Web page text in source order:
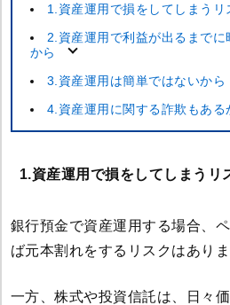
1.資産運用で損をしてしまうリ
2.資産運用で利益が出るまで
から
3.資産運用は簡単ではないから
4.資産運用に関する詐欺もある
1.資産運用で損をしてしまうリ
銀行預金で資産運用する場合、
ば元本割れをするリスクはありま
一方、株式や投資信託は、日々